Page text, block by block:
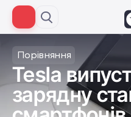
Порівняння
​​Tesla
зарядну